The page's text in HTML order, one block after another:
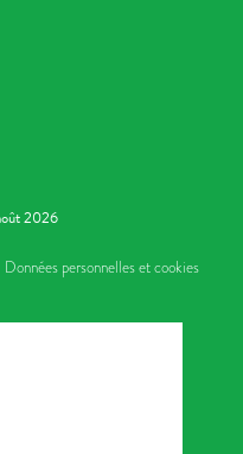
2026
Données personnelles et cookies